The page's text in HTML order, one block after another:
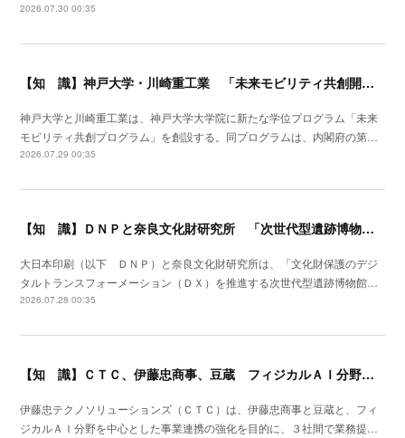
2026.07.30 00:35
【知 識】神戸大学・川崎重工業 「未来モビリティ共創開発拠点」形成
神戸大学と川崎重工業は、神戸大学大学院に新たな学位プログラム「未来
モビリティ共創プログラム」を創設する。同プログラムは、内閣府の第…
2026.07.29 00:35
【知 識】ＤＮＰと奈良文化財研究所 「次世代型遺跡博物館」実現に向け連携研究
大日本印刷（以下 ＤＮＰ）と奈良文化財研究所は、「文化財保護のデジ
タルトランスフォーメーション（ＤＸ）を推進する次世代型遺跡博物館…
2026.07.28 00:35
【知 識】ＣＴＣ、伊藤忠商事、豆蔵 フィジカルＡＩ分野で業務提携
伊藤忠テクノソリューションズ（ＣＴＣ）は、伊藤忠商事と豆蔵と、フィ
ジカルＡＩ分野を中心とした事業連携の強化を目的に、３社間で業務提…